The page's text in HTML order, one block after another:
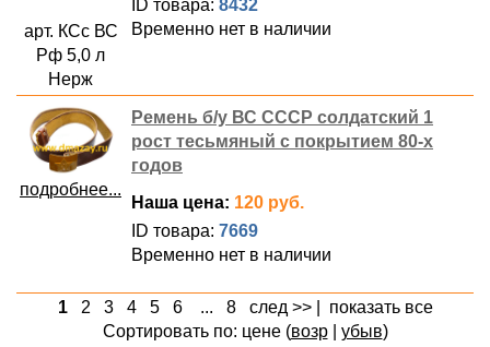
арт. КСс ВС
Рф 5,0 л
Нерж
ID товара: 8432
Временно нет в наличии
подробнее...
Ремень б/у ВС СССР солдатский 1
рост тесьмяный с покрытием 80-х
годов
Наша цена: 120 руб.
ID товара: 7669
Временно нет в наличии
1 2 3 4 5 6... 8 след >>| показать все
Сортировать по: цене (возр| убыв)